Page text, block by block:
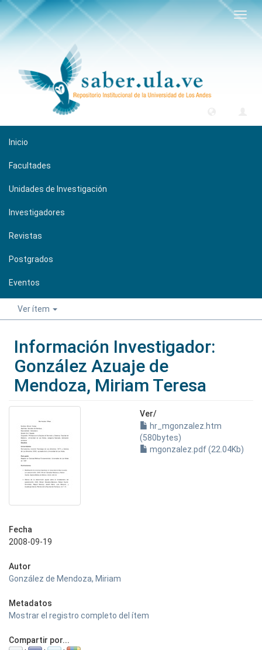
Inicio
Facultades
Unidades de Investigación
Investigadores
Revistas
Postgrados
Eventos
Ver ítem
Información Investigador:
González Azuaje de
Mendoza, Miriam Teresa
Ver/
hr_mgonzalez.htm
(580bytes)
mgonzalez.pdf (22.04Kb)
Fecha
2008-09-19
Autor
González de Mendoza, Miriam
Metadatos
Mostrar el registro completo del ítem
Compartir por...